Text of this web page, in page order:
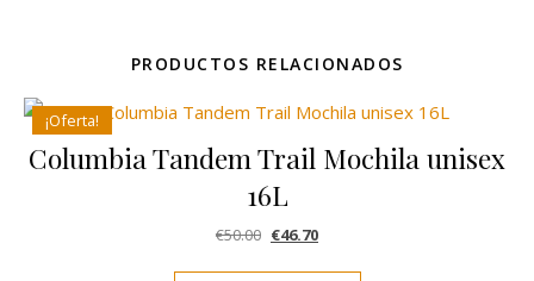
PRODUCTOS RELACIONADOS
¡Oferta!
Columbia Tandem Trail Mochila unisex
16L
€50.00 El precio original era: €50.00.
€46.70El precio actual es: €46.70.